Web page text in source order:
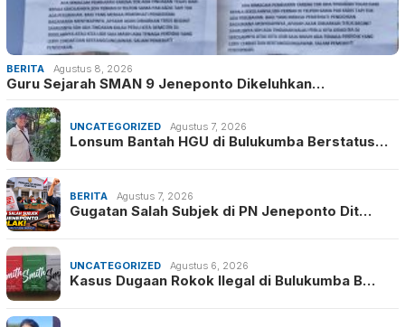
BERITA Agustus 8, 2026
Guru Sejarah SMAN 9 Jeneponto Dikeluhkan…
UNCATEGORIZED Agustus 7, 2026
Lonsum Bantah HGU di Bulukumba Berstatus…
BERITA Agustus 7, 2026
Gugatan Salah Subjek di PN Jeneponto Dit…
UNCATEGORIZED Agustus 6, 2026
Kasus Dugaan Rokok Ilegal di Bulukumba B…